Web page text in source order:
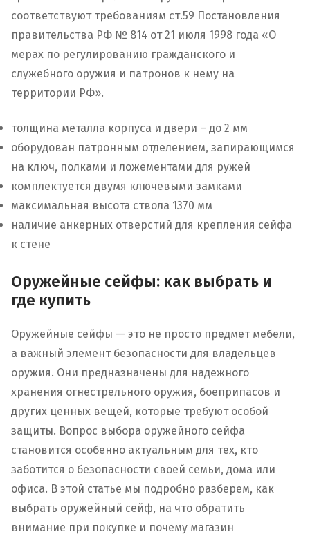
соответствуют требованиям ст.59 Постановления
правительства РФ № 814 от 21 июля 1998 года «О
мерах по регулированию гражданского и
служебного оружия и патронов к нему на
территории РФ».
толщина металла корпуса и двери – до 2 мм
оборудован патронным отделением, запирающимся
на ключ, полками и ложементами для ружей
комплектуется двумя ключевыми замками
максимальная высота ствола 1370 мм
наличие анкерных отверстий для крепления сейфа
к стене
Оружейные сейфы: как выбрать и
где купить
Оружейные сейфы — это не просто предмет мебели,
а важный элемент безопасности для владельцев
оружия. Они предназначены для надежного
хранения огнестрельного оружия, боеприпасов и
других ценных вещей, которые требуют особой
защиты. Вопрос выбора оружейного сейфа
становится особенно актуальным для тех, кто
заботится о безопасности своей семьи, дома или
офиса. В этой статье мы подробно разберем, как
выбрать оружейный сейф, на что обратить
внимание при покупке и почему магазин